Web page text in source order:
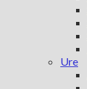
Ure